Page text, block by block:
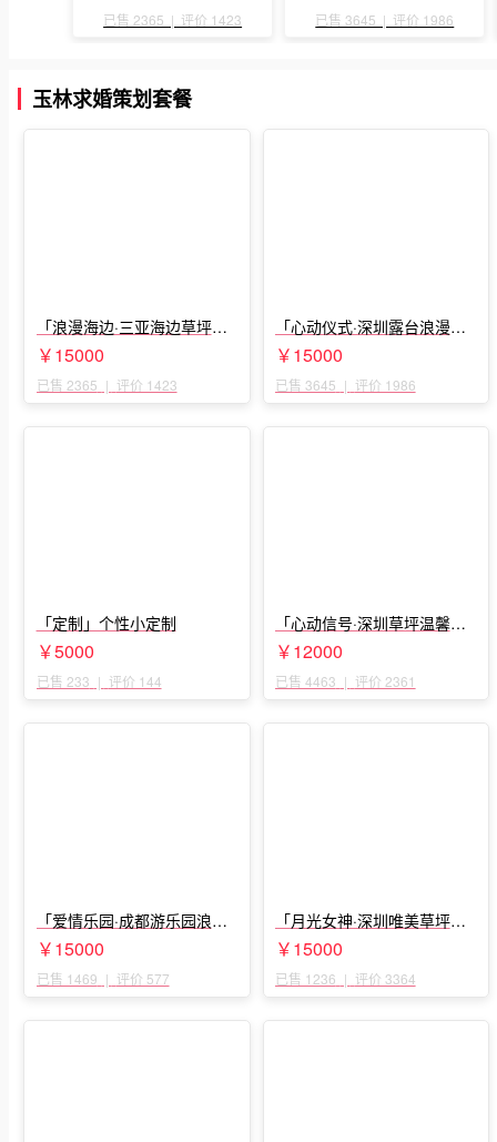
已售 2365 | 评价 1423 已售 3645 | 评价 1986
玉林求婚策划套餐
「浪漫海边·三亚海边草坪浪
漫求婚」
￥15000
已售 2365 | 评价 1423
「心动仪式·深圳露台浪漫求
婚」
￥15000
已售 3645 | 评价 1986
「定制」个性小定制
￥5000
已售 233 | 评价 144
「心动信号·深圳草坪温馨求
婚」
￥12000
已售 4463 | 评价 2361
「爱情乐园·成都游乐园浪漫
求婚」
￥15000
已售 1469 | 评价 577
「月光女神·深圳唯美草坪浪
漫求婚」
￥15000
已售 1236 | 评价 3364